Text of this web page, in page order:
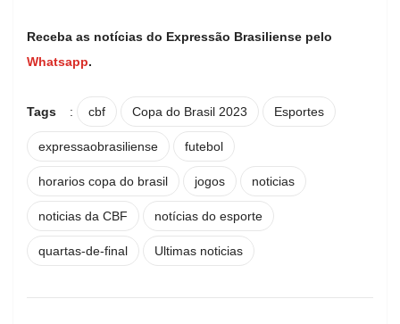
Receba as notícias do Expressão Brasiliense pelo
Whatsapp.
Tags : cbf Copa do Brasil 2023 Esportes
expressaobrasiliense futebol
horarios copa do brasil jogos noticias
noticias da CBF notícias do esporte
quartas-de-final Ultimas noticias